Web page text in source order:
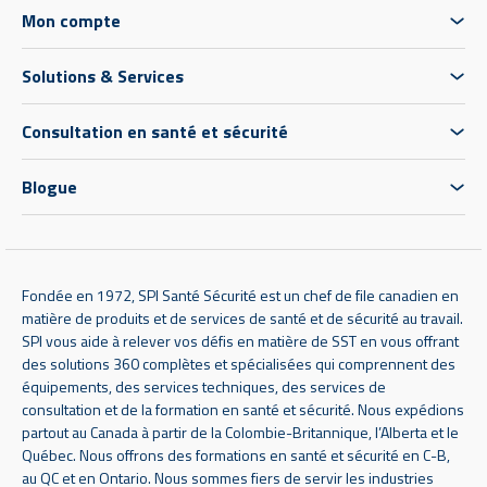
Mon compte
Solutions & Services
Consultation en santé et sécurité
Blogue
Fondée en 1972, SPI Santé Sécurité est un chef de file canadien en
matière de produits et de services de santé et de sécurité au travail.
SPI vous aide à relever vos défis en matière de SST en vous offrant
des solutions 360 complètes et spécialisées qui comprennent des
équipements, des services techniques, des services de
consultation et de la formation en santé et sécurité. Nous expédions
partout au Canada à partir de la Colombie-Britannique, l’Alberta et le
Québec. Nous offrons des formations en santé et sécurité en C-B,
au QC et en Ontario. Nous sommes fiers de servir les industries